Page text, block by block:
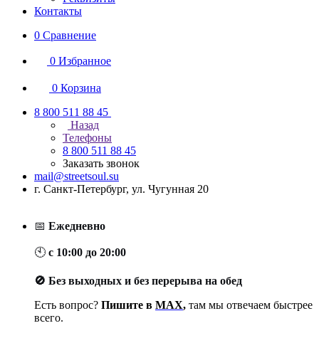
Контакты
0 Сравнение
0 Избранное
0 Корзина
8 800 511 88 45
Назад
Телефоны
8 800 511 88 45
Заказать звонок
mail@streetsoul.su
г. Санкт-Петербург, ул. Чугунная 20
📅 Ежедневно
🕙 с 10:00 до 20:00
🚫 Без выходных и без перерыва на обед
Есть вопрос? Пишите в MAX, там мы отвечаем быстрее
всего.